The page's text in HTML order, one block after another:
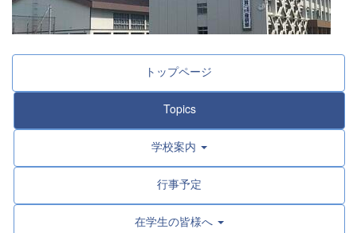
トップページ
Topics
学校案内
行事予定
在学生の皆様へ